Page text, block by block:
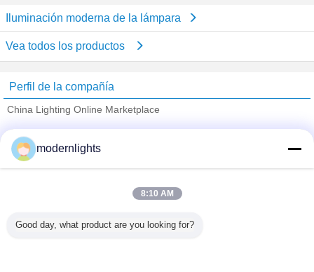
Iluminación moderna de la lámpara
Vea todos los productos
Perfil de la compañía
China Lighting Online Marketplace
Trust Seal
Verified Suplier
Todos los productos
modernlights
8:10 AM
Good day, what product are you looking for?